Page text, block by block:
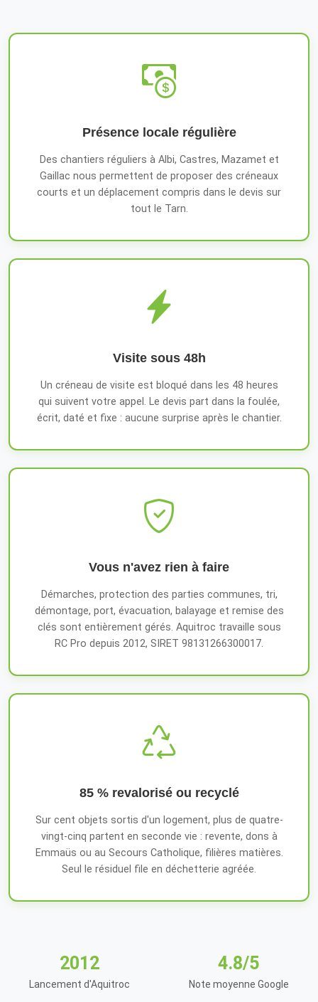
Présence locale régulière
Des chantiers réguliers à Albi, Castres, Mazamet et
Gaillac nous permettent de proposer des créneaux
courts et un déplacement compris dans le devis sur
tout le Tarn.
Visite sous 48h
Un créneau de visite est bloqué dans les 48 heures
qui suivent votre appel. Le devis part dans la foulée,
écrit, daté et fixe : aucune surprise après le chantier.
Vous n'avez rien à faire
Démarches, protection des parties communes, tri,
démontage, port, évacuation, balayage et remise des
clés sont entièrement gérés. Aquitroc travaille sous
RC Pro depuis 2012, SIRET 98131266300017.
85 % revalorisé ou recyclé
Sur cent objets sortis d'un logement, plus de quatre-
vingt-cinq partent en seconde vie : revente, dons à
Emmaüs ou au Secours Catholique, filières matières.
Seul le résiduel file en déchetterie agréée.
2012
Lancement d'Aquitroc
4.8/5
Note moyenne Google